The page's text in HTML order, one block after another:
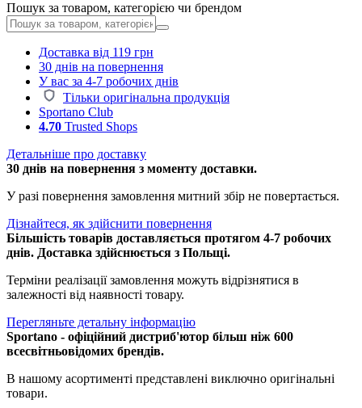
Пошук за товаром, категорією чи брендом
Доставка від 119 грн
30 днів на повернення
У вас за 4-7 робочих днів
Тільки оригінальна продукція
Sportano Club
4.70 Trusted Shops
Детальніше про доставку
30 днів на повернення з моменту доставки.
У разі повернення замовлення митний збір не повертається.
Дізнайтеся, як здійснити повернення
Більшість товарів доставляється протягом 4-7 робочих
днів. Доставка здійснюється з Польщі.
Терміни реалізації замовлення можуть відрізнятися в
залежності від наявності товару.
Перегляньте детальну інформацію
Sportano - офіційний дистриб'ютор більш ніж 600
всесвітньовідомих брендів.
В нашому асортименті представлені виключно оригінальні
товари.